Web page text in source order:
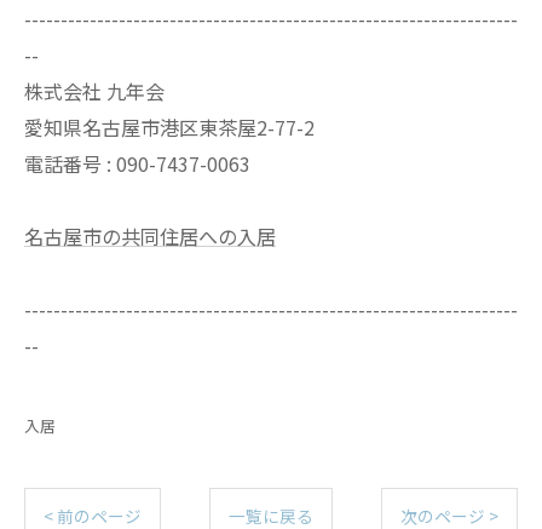
--------------------------------------------------------------------
--
株式会社 九年会
愛知県名古屋市港区東茶屋2-77-2
電話番号 : 090-7437-0063
名古屋市の共同住居への入居
--------------------------------------------------------------------
--
入居
< 前のページ 一覧に戻る 次のページ >